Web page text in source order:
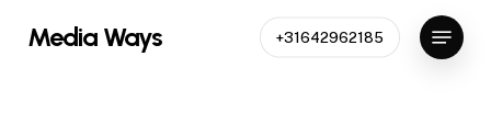
Media Ways +31642962185
Menu